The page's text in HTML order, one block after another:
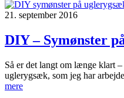
21. september 2016
DIY – Symønster
Så er det langt om længe klart
uglerygsæk, som jeg har
mere